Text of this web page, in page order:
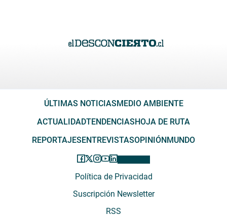
ÚLTIMAS NOTICIASMEDIO AMBIENTE
ACTUALIDADTENDENCIASHOJA DE RUTA
REPORTAJESENTREVISTASOPINIÓNMUNDO
Política de Privacidad
Suscripción Newsletter
RSS